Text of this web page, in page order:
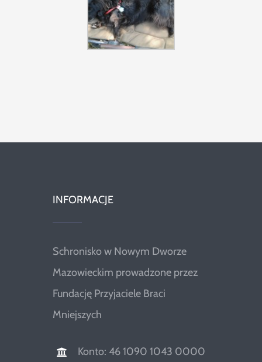
INFORMACJE
Schronisko w Nowym Dworze
Mazowieckim prowadzone przez
Fundację Przyjaciele Braci
Mniejszych
Konto: 46 1090 1043 0000